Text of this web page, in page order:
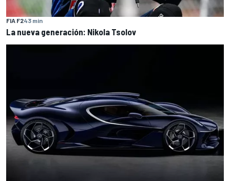
FIA F243 min
La nueva generación: Nikola Tsolov